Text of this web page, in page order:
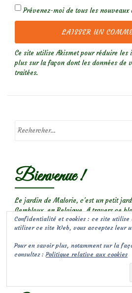
Prévenez-moi de tous les
Ce site utilise Akismet pour réduire les
plus sur la façon dont les données de
traitées.
Bienvenue !
Le jardin de Malorie, c'est un petit
Gembloux, en Belgique. A travers ce
et mes conseils de paysagiste, en
au jardin. Découvrez mes plantes coup
privé au fil des saisons, visitez
Bienvenue dans l’univers des Jardins
Confidentialité et cookies : ce site utilise
utiliser ce site Web, vous acceptez leur
Pour en savoir plus, notamment sur la
consultez :Politique relative aux cookies